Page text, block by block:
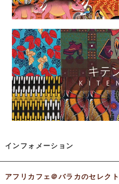
インフォメーション
アフリカフェ＠バラカのセレク